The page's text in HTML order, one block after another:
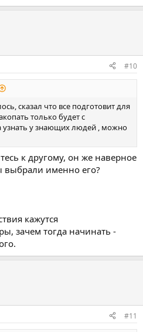
#10
сказал что все подготовит для
только будет с
узнать у знающих людей , можно
к другому, он же наверное
выбрали именно его?
кажутся
зачем тогда начинать -
#11